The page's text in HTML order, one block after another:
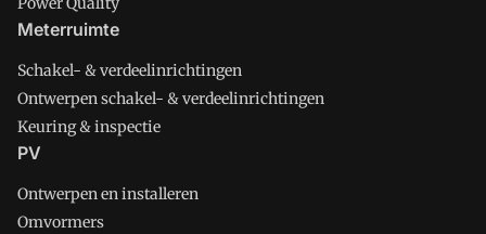
Meterruimte
Schakel- & verdeelinrichtingen
Ontwerpen schakel- & verdeelinrichtingen
Keuring & inspectie
PV
Ontwerpen en installeren
Omvormers